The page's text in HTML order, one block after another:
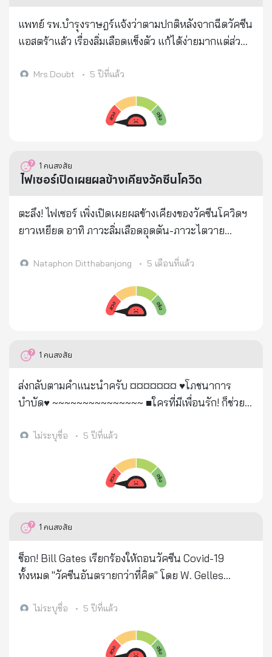
อยู่ในตอนนี้ ก็เลยพอจะช่วยเหลือกันทัน แต่ว่า... ดูสถิติ
ของวันนี้ 15 เมษายน ตามรูปสิครับ ไม่ต้องดูที่จำนวนคน
คิดในใจว่า แล้วไง ไปดูที่จำนวนคนที่กำลังรักษาตัว
หมื่นเตียง ในอีกวันสองวันนี้แน่นอน และคนพวกนี้จะยัง
หลังจากนี้ จะเหลือเตียงให้เรานอนรักษา .... น้อยลงไป
เหมือนต่างประเทศ คือ ไม่มีเตียงให้ใครอีก คราวนี้ ต่อให้
มีเงิน ก็หาเตียงนอนไม่ได้หรอกครับ จะโทรร้องเรียนที่
เบอร์ไหน ใครก็คงช่วยไม่ได้ มีประกันกี่ฉบับ ก็ไม่มีผล ไม่
ต้องพูดถึงโรงพยาบาลเอกชนหรอกนะครับ โรงพยาบาล
เครื่องช่วยหายใจไม่มากพอ เราหาซื้อตอนนี้ ไม่ทันหรอก
นะครับ ทั้งโลก ใครก็อยากได้ แล้วในวันที่เกิดซวย
เลย เพราะคนก่อนหน้านี้ก็เอาไปใส่กันหมดแล้ว มันก็จะ
1 เครื่อง จะเลือกใส่ให้ใคร และที่เหลือ ก็ต้องปล่อยให้
ตาย.... วันนั้นแหละ เราจะเข้าใจความหมายว่า ทำไม เรา
จึงควรช่วยกัน ในวันที่ยังทำได้ในวันนี้...
........................................ ....................................... พรุ่งนี้ จะ
มีคนติดเชื้อเพิ่มขึ้นอีกเรื่อยๆ เพราะตอนนี้ ทุกคนดูชินชา
กับโควิด รอดมาแล้วหลายครั้ง ยังไม่เห็นมีอะไร เดี๋ยวก็
ประเทศไทยเราโชคร้าย ตรงที่ได้เจอกับสายพันธุ์ที่ติด
แรก ที่เรายังตื่นตัวกันอยู่ ก็คงไม่น่ากลัวอะไรมากนัก
อ่านจบแล้ว ไม่ต้องประสาทกินหรอกนะครับ แต่ต้อง
เจอกับอะไรที่หนักหนาและรุนแรงกว่าเดิม ออกบ้านเท่า
ที่จำเป็นเถอะครับ หลีกเลี่ยงการไปในที่ซึ่งคนเยอะๆ งด
ไปเลย อย่าใส่หน้ากาก ล้างมือ รักษาระยะห่าง แบบที่ทำ
แพทย์ รพ.บำรุงราษฎร์แจ้งว่าตามปกติหลังจากฉีดวัคซีน
แอสตร้าแล้ว เรื่องลิ่มเลือดแข็งตัว แก้ได้ง่ายมากแต่ส่วน
เลือดโฟลว์ หลังจากฉีดเสร็จ ให้นั่งรอ ช่วงนี้สำคัญคือ
แต่ไม่ให้หัวใจหักโหมจนเหนื่อย พอกลับบ้านห้ามนั่งนิ่งๆ
หรือนอนทันที ต้องเดินช้าๆ แกว่งแขนขาตลอดเบาๆ
ไม่ต้องออกแรง ย้ำเลยอย่าเร่งหัวใจ เลือดจะโฟลว์ปกติได้
ดี พอพ้นวันแรกได้ วัคซีนจะกระจายทั่วตัวตามเส้นไม่
กาย ท่านอน + นั่ง + ยืน ง่ายๆ ป้องกันลิ่มเลือดอุดตัน
Covid-19 Blood CLOT PREVENTION EXERCISES I
Chair https://www.youtube.com/watch?
Mrs.Doubt • 5 ปีที่แล้ว
1 คนสงสัย
ไฟเซอร์เปิดเผยผลข้างเคียงวัคซีนโควิด
ตะลึง! ไฟเซอร์ เพิ่งเปิดเผยผลข้างเคียงของวัคซีนโควิดฯ
ยาวเหยียด อาทิ ภาวะลิ่มเลือดอุดตัน-ภาวะไตวาย
Nataphon Ditthabanjong • 5 เดือนที่แล้ว
1 คนสงสัย
ส่งกลับตามคำแนะนำครับ ¤¤¤¤¤¤¤ ♥โภชนาการ
บำบัด♥ ~~~~~~~~~~~~~~~ ■ใครที่มีเพื่อนรัก! ก็ช่วย
น้ำร้อนปลอด ทุกโรค ♥2.กินไข่ลวกวันละ สองฟอง ใส่
สาเหตุก่อให้ เกิดโรคต่างๆ ♥4.กินทุเรียน ช่วยรักษาโรค
เลือด และช่วยบำรุงเลือด ถ้าเป็นผู้ชาย จะทำให้สมถรรพ
คลอด ♥7.กินกล้วยไข่ ช่วยบำรุง ตับ ไต ผิว ตา กระดูก
(เหมาะสำหรับคนทำงานหน้าคอมส์) ทำให้หน้าอกโต
หัว ตัวร้อน และเบาหวาน ♥9.กล้วยหอม เด็กถ้ากินช่วย
น้ำมะพร้าวอ่อนจะดีมาก ช่วยรักษาโรคฮันจิสัน (สตรีถ้า
ไม่ระบุชื่อ • 5 ปีที่แล้ว
1 คนสงสัย
ช็อก! Bill Gates เรียกร้องให้ถอนวัคซีน Covid-19
ทั้งหมด "วัคซีนอันตรายกว่าที่คิด" โดย W. Gelles
Bill Gates มหาเศรษฐีผู้ร่วมก่อตั้ง Microsoft และกำลัง
การนำวัคซีนจากพันธุกรรม COVID-19 ทั้งหมดออกจาก
ไม่ระบุชื่อ • 5 ปีที่แล้ว